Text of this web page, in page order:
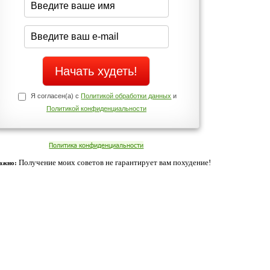
Да
Нет
Телефоны службы поддержки
+7 (909) 421-77-27
cookies. Оставаясь с нами, вы соглашаетесь с нашей
Согласен